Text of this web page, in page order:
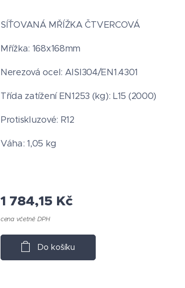
SÍŤOVANÁ MŘÍŽKA ČTVERCOVÁ
Mřížka: 168x168mm
Nerezová ocel: AISI304/EN1.4301
Třída zatížení EN1253 (kg): L15 (2000)
Protiskluzové: R12
Váha: 1,05 kg
1 784,15 Kč
cena včetně DPH
Do košíku